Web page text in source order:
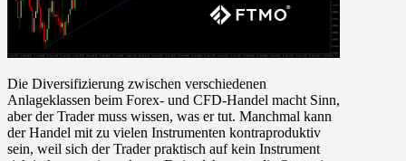
Die Diversifizierung zwischen verschiedenen
Anlageklassen beim Forex- und CFD-Handel macht Sinn,
aber der Trader muss wissen, was er tut. Manchmal kann
der Handel mit zu vielen Instrumenten kontraproduktiv
sein, weil sich der Trader praktisch auf kein Instrument